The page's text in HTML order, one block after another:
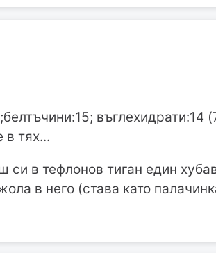
въглехидрати:14
в тях...
в тефлонов тиган един
в него (става като